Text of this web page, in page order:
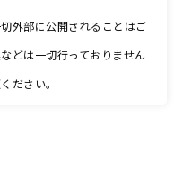
外部に公開されることはご
どは一切行っておりません
ださい。